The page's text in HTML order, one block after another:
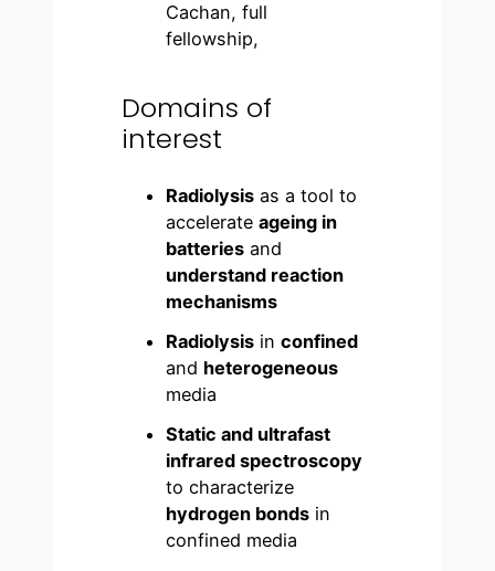
Cachan, full
fellowship,
Domains of
interest
Radiolysis as a tool to
accelerateageing in
batteries and
understand reaction
mechanisms
Radiolysis inconfined
and heterogeneous
media
Static and ultrafast
infrared spectroscopy
to characterize
hydrogen bonds in
confined media